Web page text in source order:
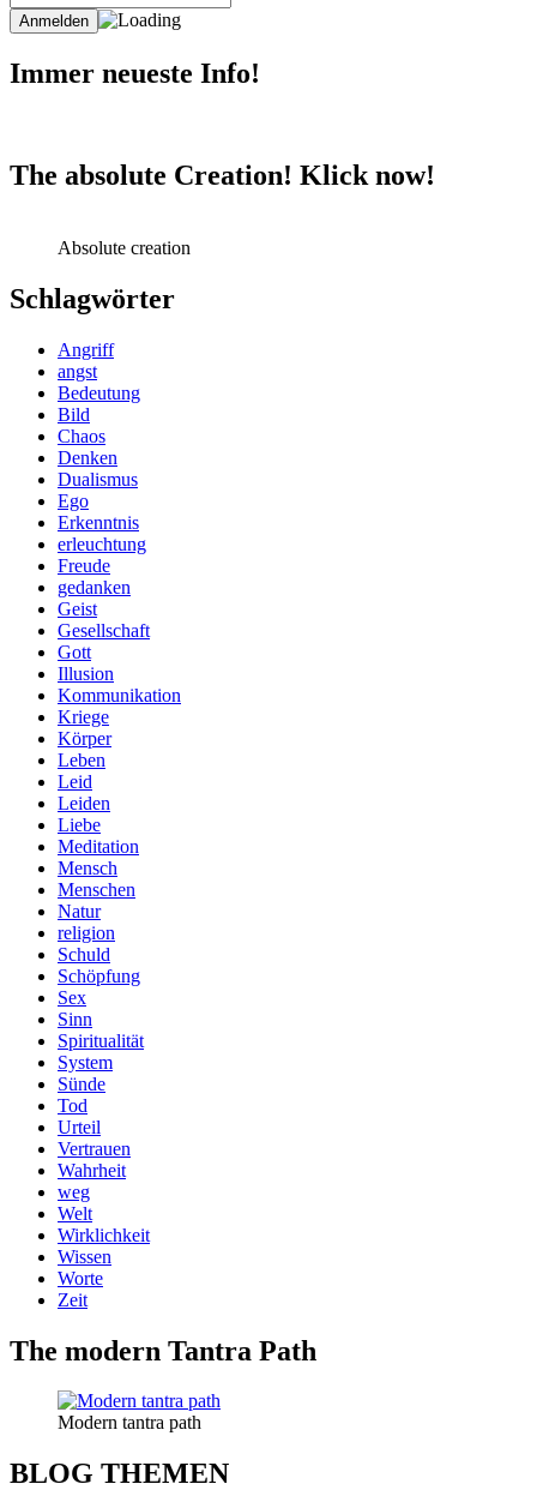
Immer neueste Info!
The absolute Creation! Klick now!
Absolute creation
Schlagwörter
Angriff
angst
Bedeutung
Bild
Chaos
Denken
Dualismus
Ego
Erkenntnis
erleuchtung
Freude
gedanken
Geist
Gesellschaft
Gott
Illusion
Kommunikation
Kriege
Körper
Leben
Leid
Leiden
Liebe
Meditation
Mensch
Menschen
Natur
religion
Schuld
Schöpfung
Sex
Sinn
Spiritualität
System
Sünde
Tod
Urteil
Vertrauen
Wahrheit
weg
Welt
Wirklichkeit
Wissen
Worte
Zeit
The modern Tantra Path
Modern tantra path
BLOG THEMEN